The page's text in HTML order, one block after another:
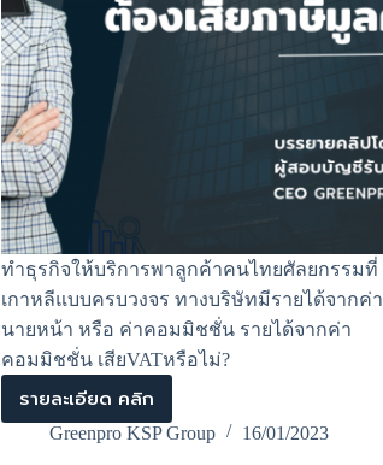
ทำธุรกิจให้บริการพาลูกค้าคนไทยศัลยกรรมที่
เกาหลีแบบครบวงจร ทางบริษัทมีรายได้จากค่า
นายหน้า หรือ ค่าคอมมิชชั่น รายได้จากค่า
คอมมิชชั่น เสียVATหรือไม่?
รายละเอียด คลิก
ราย
ได้
จาก
Greenpro KSP Group 16/01/2023